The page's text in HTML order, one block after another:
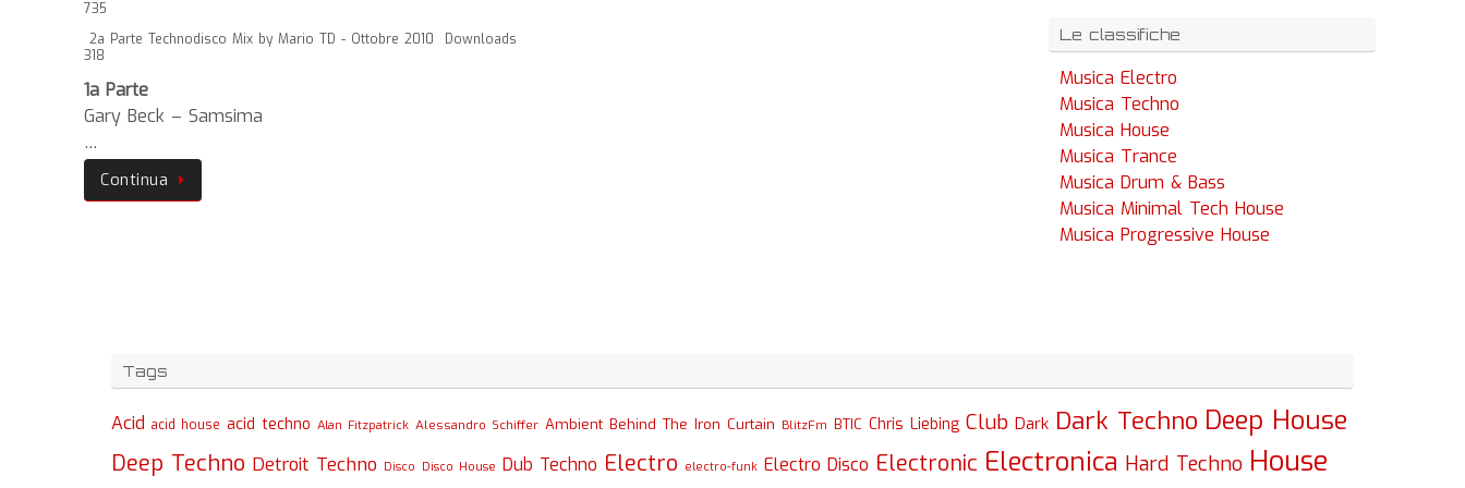
735
2a Parte Technodisco Mix by Mario TD - Ottobre 2010
Downloads
318
1a Parte
Gary Beck – Samsima
…
Continua
Le classifiche
Musica Electro
Musica Techno
Musica House
Musica Trance
Musica Drum & Bass
Musica Minimal Tech House
Musica Progressive House
Tags
Acid acid house acid techno Alan Fitzpatrick Alessandro Schiffer Ambient Behind The Iron Curtain BlitzFm BTIC Chris Liebing Club Dark Dark Techno Deep House
Deep Techno Detroit Techno Disco Disco House Dub Techno Electro electro-funk Electro Disco Electronic Electronica Hard Techno House